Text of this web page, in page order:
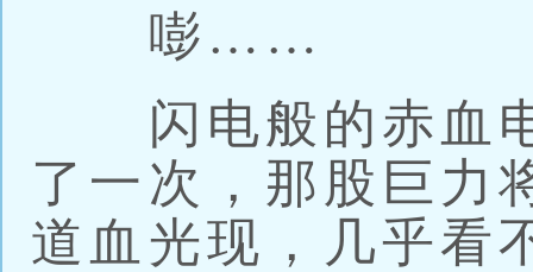
嘭……
闪电般的赤血电
了一次，那股巨力
道血光现，几乎看